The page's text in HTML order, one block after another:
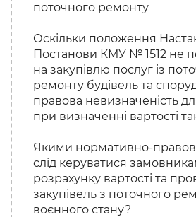
поточного ремонту
Оскільки положення
Постанови КМУ № 1512 не
на закупівлю послуг із
ремонту будівель та
правова невизначеність
при визначенні вартості
Якими нормативно-
слід керуватися
розрахунку вартості та
закупівель з поточного
воєнного стану?